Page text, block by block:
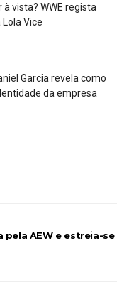
2026
24 July 2026
vista? WWE regista
Vice
Garcia revela como
da empresa
pela AEW e estreia-se